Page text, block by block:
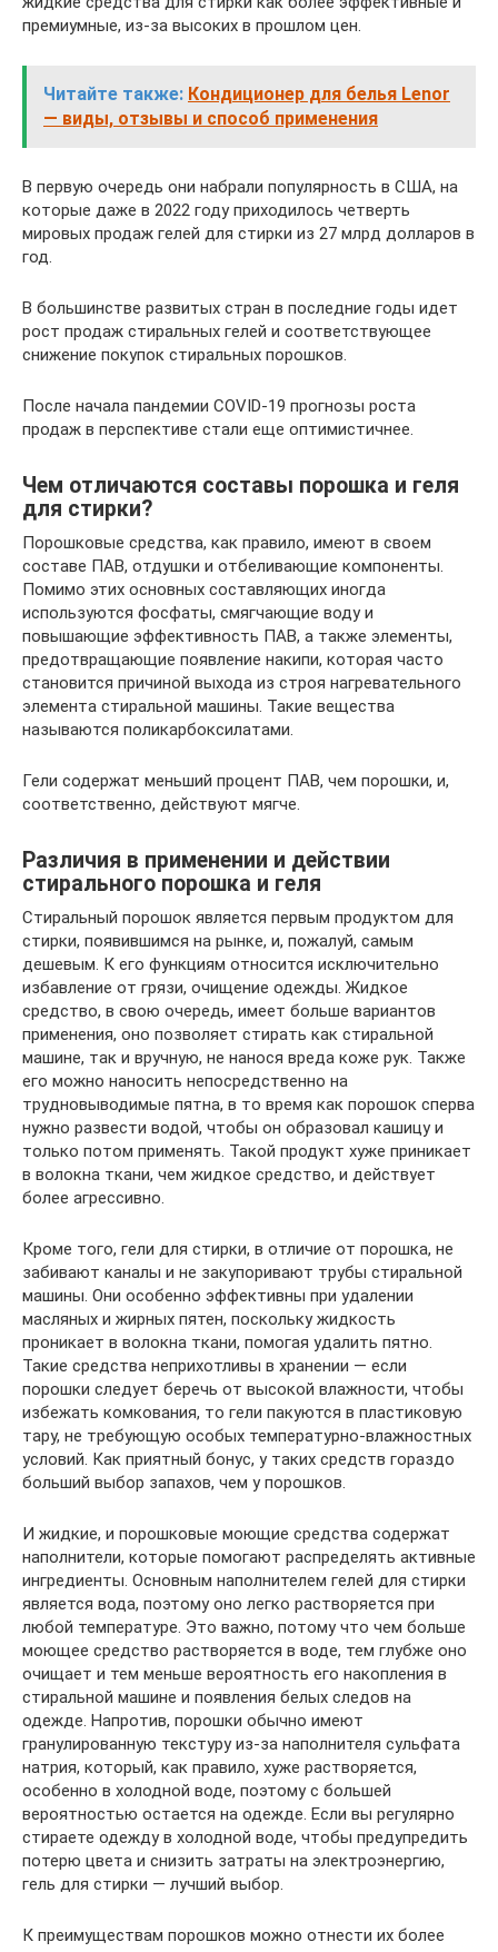
премиумные, из-за высоких в прошлом цен.
Читайте также: Кондиционер для белья Lenor
— виды, отзывы и способ применения
В первую очередь они набрали популярность в США, на
которые даже в 2022 году приходилось четверть
мировых продаж гелей для стирки из 27 млрд долларов в
год.
В большинстве развитых стран в последние годы идет
рост продаж стиральных гелей и соответствующее
снижение покупок стиральных порошков.
После начала пандемии COVID-19 прогнозы роста
продаж в перспективе стали еще оптимистичнее.
Чем отличаются составы порошка и геля
для стирки?
Порошковые средства, как правило, имеют в своем
составе ПАВ, отдушки и отбеливающие компоненты.
Помимо этих основных составляющих иногда
используются фосфаты, смягчающие воду и
повышающие эффективность ПАВ, а также элементы,
предотвращающие появление накипи, которая часто
становится причиной выхода из строя нагревательного
элемента стиральной машины. Такие вещества
называются поликарбоксилатами.
Гели содержат меньший процент ПАВ, чем порошки, и,
соответственно, действуют мягче.
Различия в применении и действии
стирального порошка и геля
Стиральный порошок является первым продуктом для
стирки, появившимся на рынке, и, пожалуй, самым
дешевым. К его функциям относится исключительно
избавление от грязи, очищение одежды. Жидкое
средство, в свою очередь, имеет больше вариантов
применения, оно позволяет стирать как стиральной
машине, так и вручную, не нанося вреда коже рук. Также
его можно наносить непосредственно на
трудновыводимые пятна, в то время как порошок сперва
нужно развести водой, чтобы он образовал кашицу и
только потом применять. Такой продукт хуже приникает
в волокна ткани, чем жидкое средство, и действует
более агрессивно.
Кроме того, гели для стирки, в отличие от порошка, не
забивают каналы и не закупоривают трубы стиральной
машины. Они особенно эффективны при удалении
масляных и жирных пятен, поскольку жидкость
проникает в волокна ткани, помогая удалить пятно.
Такие средства неприхотливы в хранении — если
порошки следует беречь от высокой влажности, чтобы
избежать комкования, то гели пакуются в пластиковую
тару, не требующую особых температурно-влажностных
условий. Как приятный бонус, у таких средств гораздо
больший выбор запахов, чем у порошков.
И жидкие, и порошковые моющие средства содержат
наполнители, которые помогают распределять активные
ингредиенты. Основным наполнителем гелей для стирки
является вода, поэтому оно легко растворяется при
любой температуре. Это важно, потому что чем больше
моющее средство растворяется в воде, тем глубже оно
очищает и тем меньше вероятность его накопления в
стиральной машине и появления белых следов на
одежде. Напротив, порошки обычно имеют
гранулированную текстуру из-за наполнителя сульфата
натрия, который, как правило, хуже растворяется,
особенно в холодной воде, поэтому с большей
вероятностью остается на одежде. Если вы регулярно
стираете одежду в холодной воде, чтобы предупредить
потерю цвета и снизить затраты на электроэнергию,
гель для стирки — лучший выбор.
К преимуществам порошков можно отнести их более